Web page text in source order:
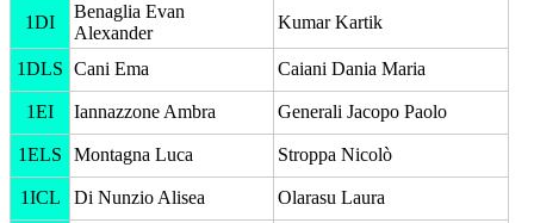
1DI
Benaglia Evan
Alexander
Kumar Kartik
1DLS Cani Ema Caiani Dania Maria
1EI Iannazzone Ambra Generali Jacopo Paolo
1ELS Montagna Luca Stroppa Nicolò
1ICL Di Nunzio Alisea Olarasu Laura